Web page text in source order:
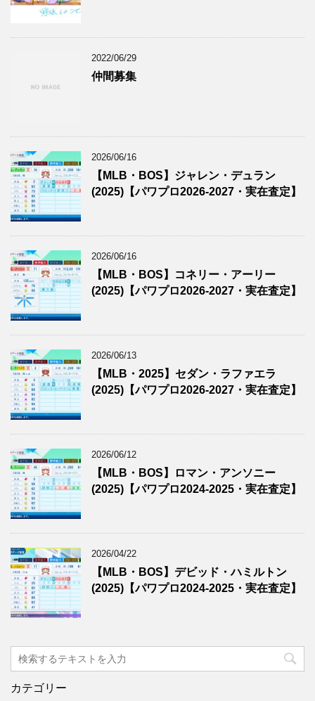
2022/06/29
仲間募集
2026/06/16
【MLB・BOS】ジャレン・デュラン
(2025)【パワプロ2026-2027・実在査定】
2026/06/16
【MLB・BOS】コネリー・アーリー
(2025)【パワプロ2026-2027・実在査定】
2026/06/13
【MLB・2025】セダン・ラファエラ
(2025)【パワプロ2026-2027・実在査定】
2026/06/12
【MLB・BOS】ロマン・アンソニー
(2025)【パワプロ2024-2025・実在査定】
2026/04/22
【MLB・BOS】デビッド・ハミルトン
(2025)【パワプロ2024-2025・実在査定】
カテゴリー